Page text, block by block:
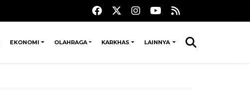
EKONOMI OLAHRAGA KARKHAS LAINNYA